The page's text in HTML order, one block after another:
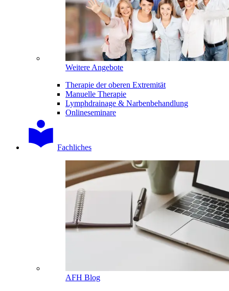
Weitere Angebote
Therapie der oberen Extremität
Manuelle Therapie
Lymphdrainage & Narbenbehandlung
Onlineseminare
Fachliches
AFH Blog